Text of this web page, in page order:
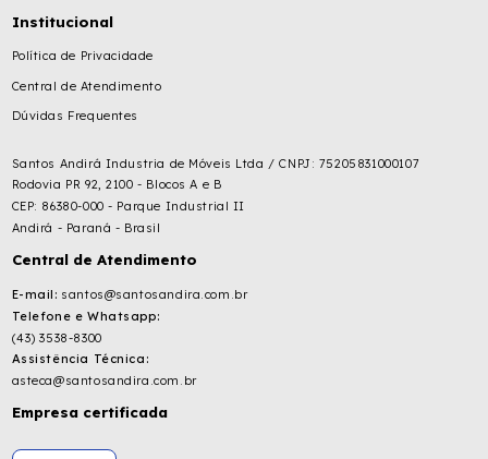
Institucional
Política de Privacidade
Central de Atendimento
Dúvidas Frequentes
Santos Andirá Industria de Móveis Ltda / CNPJ: 75205831000107
Rodovia PR 92, 2100 - Blocos A e B
CEP: 86380-000 - Parque Industrial II
Andirá - Paraná - Brasil
Central de Atendimento
E-mail: santos@santosandira.com.br
Telefone e Whatsapp:
(43) 3538-8300
Assistência Técnica:
asteca@santosandira.com.br
Empresa certificada